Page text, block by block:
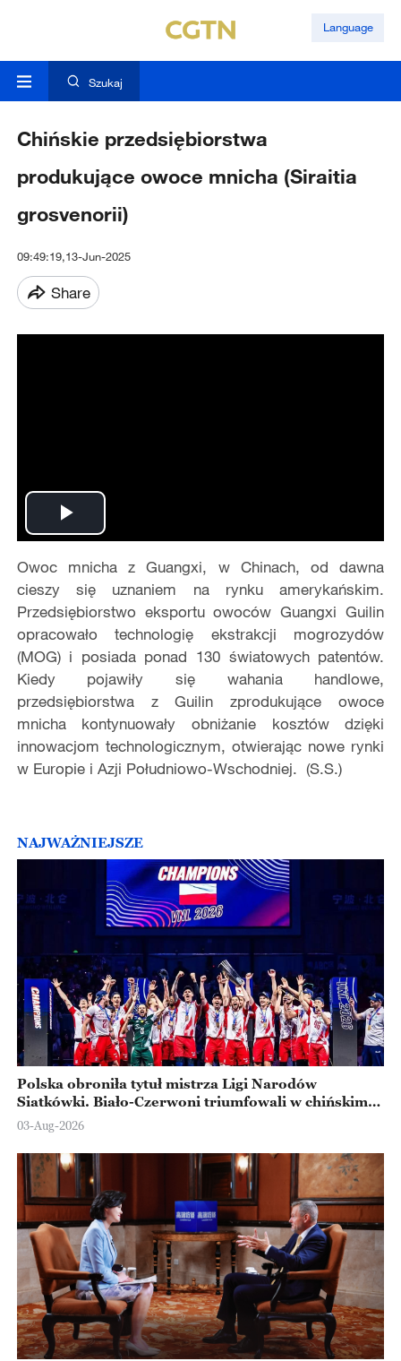
Language
Szukaj
Chińskie przedsiębiorstwa
produkujące owoce mnicha (Siraitia
grosvenorii)
09:49:19,13-Jun-2025
Share
Play
Video
Owoc mnicha z Guangxi, w Chinach, od dawna
cieszy się uznaniem na rynku amerykańskim.
Przedsiębiorstwo eksportu owoców Guangxi Guilin
opracowało technologię ekstrakcji mogrozydów
(MOG) i posiada ponad 130 światowych patentów.
Kiedy pojawiły się wahania handlowe,
przedsiębiorstwa z Guilin zprodukujące owoce
mnicha kontynuowały obniżanie kosztów dzięki
innowacjom technologicznym, otwierając nowe rynki
w Europie i Azji Południowo-Wschodniej. (S.S.)
NAJWAŻNIEJSZE
Polska obroniła tytuł mistrza Ligi Narodów
Siatkówki. Biało-Czerwoni triumfowali w chińskim
Ningbo
03-Aug-2026